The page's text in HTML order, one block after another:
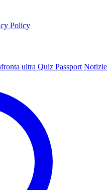
Policy
ultra Quiz Passport Notizie